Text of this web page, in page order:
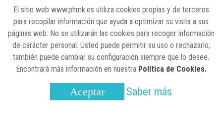
El sitio web www.phmk.es utiliza cookies propias y de terceros
para recopilar información que ayuda a optimizar su visita a sus
páginas web. No se utilizarán las cookies para recoger información
de carácter personal. Usted puede permitir su uso o rechazarlo,
también puede cambiar su configuración siempre que lo desee.
Encontrará más información en nuestra Política de Cookies.
Aceptar Saber más